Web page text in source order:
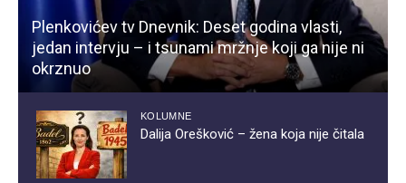
Plenkovićev tv Dnevnik: Deset godina vlasti,
jedan intervju – i tsunami mržnje koji ga nije ni
okrznuo
KOLUMNE
Dalija Orešković – žena koja nije čitala